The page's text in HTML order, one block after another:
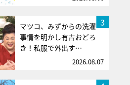
3
マツコ、みずからの洗濯
事情を明かし有吉おどろ
き！私服で外出す…
2026.08.07